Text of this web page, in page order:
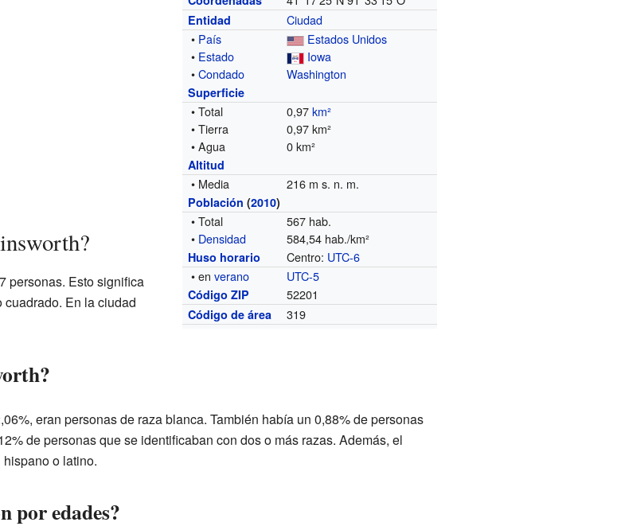
Entidad
Ciudad
• País
Estados Unidos
• Estado
Iowa
•Condado Washington
Superficie
• Total 0,97km²
• Tierra
0,97 km²
• Agua
0 km²
Altitud
• Media 216 m s. n. m.
Población (2010)
• Total
567 hab.
• Densidad 584,54 hab./km²
Huso horario Centro: UTC-6
• enverano UTC-5
Código ZIP 52201
Código de área 319
personas. Esto significa
En la ciudad
eran personas de raza blanca. También había un 0,88% de personas
de personas que se identificaban con dos o más razas. Además, el
o latino.
por edades?